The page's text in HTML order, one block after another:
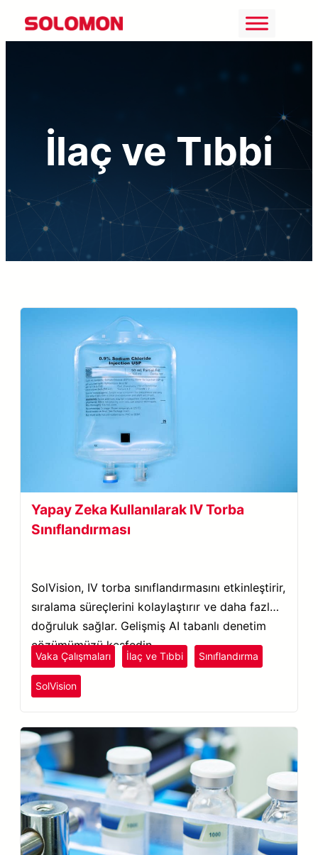
İçeriğe
geç
İlaç ve Tıbbi
Yapay Zeka Kullanılarak IV Torba
Sınıflandırması
SolVision, IV torba sınıflandırmasını etkinleştirir,
sıralama süreçlerini kolaylaştırır ve daha fazla
doğruluk sağlar. Gelişmiş AI tabanlı denetim
çözümümüzü keşfedin.
Vaka Çalışmaları İlaç ve Tıbbi Sınıflandırma
SolVision